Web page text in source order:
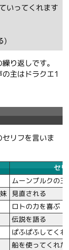
いってくれます
)
り返しです。
主はドラクエ1
リフを言いま
セ
ムーンブルクの
見直される
ロトの力を喜ぶ
伝説を語る
ぱふぱふしてくれ
船を使ってくれ